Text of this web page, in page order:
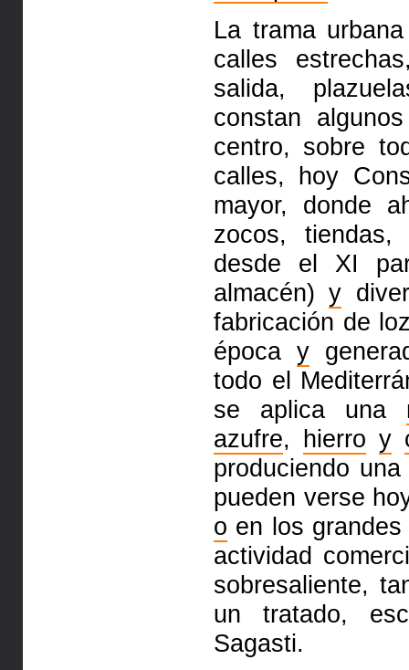
La trama
calles
salida,
constan
centro, sobre
calles, hoy
mayor, donde
zocos,
desde el XI
almacén)y
fabricación de
épocay
todo el
se aplica una
azufre, hierro y
produciendo
pueden verse
o en los
actividad
sobresaliente,
un tratado,
Sagasti.